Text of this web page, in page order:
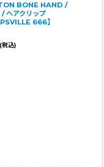
BONE HAND /
ヘアクリップ
666】
(税込)